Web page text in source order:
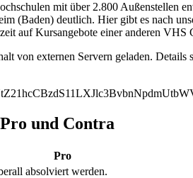
mit über 2.800 Außenstellen
(Baden) deutlich. Hier gibt es nach
auf Kursangebote einer anderen
von externen Servern geladen. Details
und Contra
Pro
absolviert werden.